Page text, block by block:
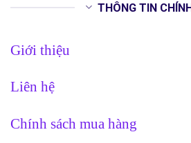
THÔNG TIN
Giới thiệu
Liên hệ
Chính sách mua hàng